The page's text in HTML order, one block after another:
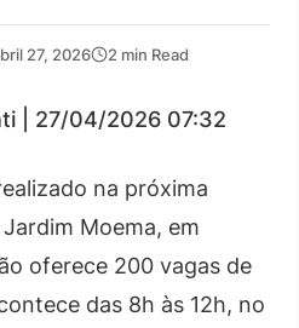
27, 2026 2 min Read
| 27/04/2026 07:32
na próxima
Moema, em
oferece 200 vagas de
das 8h às 12h, no